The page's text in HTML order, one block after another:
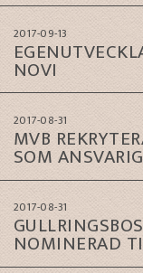
2017-09-13
NOVI
2017-08-31
MVB
SOM ANSVARIG
2017-08-31
NOMINERAD